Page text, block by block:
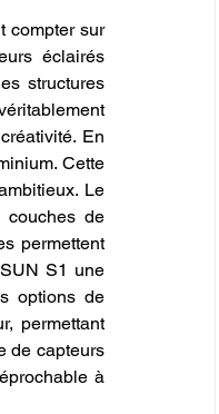
compter sur
éclairés
structures
En
Cette
Le
couches de
permettent
S1 une
options de
permettant
de capteurs
à